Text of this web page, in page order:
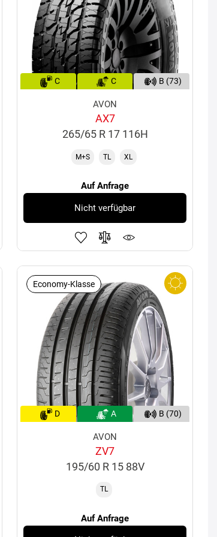
C C B (73)
AVON
AX7
265/65 R 17 116H
M+S TL XL
Auf Anfrage
Nicht verfügbar
Economy-Klasse
D A B (70)
AVON
ZV7
195/60 R 15 88V
TL
Auf Anfrage